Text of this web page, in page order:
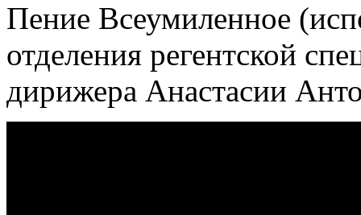
Пение Всеумиленное
отделения регентской
дирижера Анастасии